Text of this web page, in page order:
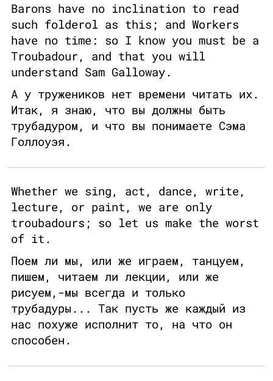
Barons have no inclination to read
such folderol as this; and Workers
have no time: so I know you must be a
Troubadour, and that you will
understand Sam Galloway.
А у тружеников нет времени читать их.
Итак, я знаю, что вы должны быть
трубадуром, и что вы понимаете Сэма
Голлоуэя.
Whether we sing, act, dance, write,
lecture, or paint, we are only
troubadours; so let us make the worst
of it.
Поем ли мы, или же играем, танцуем,
пишем, читаем ли лекции, или же
рисуем,-мы всегда и только
трубадуры... Так пусть же каждый из
нас похуже исполнит то, на что он
способен.